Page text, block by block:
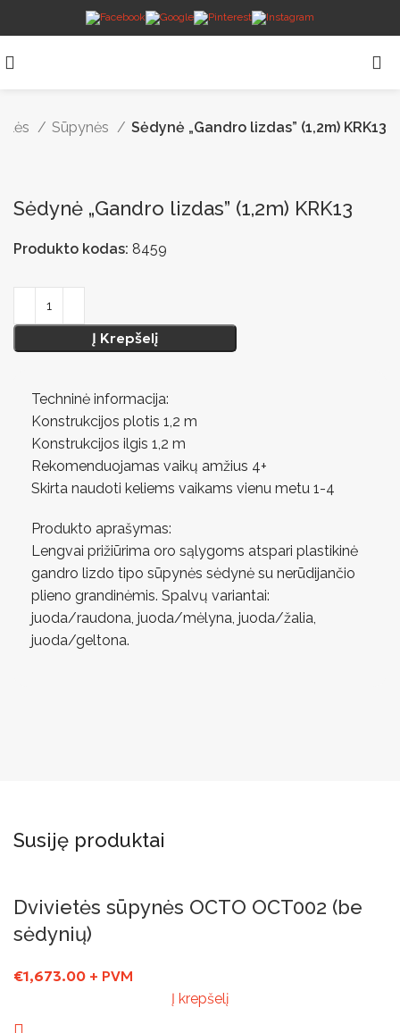
Sūpynės Sėdynė „Gandro lizdas” (1,2m) KRK13
Sėdynė „Gandro lizdas” (1,2m) KRK13
Produkto kodas: 8459
Į Krepšelį
Techninė informacija:
Konstrukcijos plotis 1,2 m
Konstrukcijos ilgis 1,2 m
Rekomenduojamas vaikų amžius 4+
Skirta naudoti keliems vaikams vienu metu 1-4
Produkto aprašymas:
Lengvai prižiūrima oro sąlygoms atspari plastikinė
gandro lizdo tipo sūpynės sėdynė su nerūdijančio
plieno grandinėmis. Spalvų variantai:
juoda/raudona, juoda/mėlyna, juoda/žalia,
juoda/geltona.
Susiję produktai
Dvivietės sūpynės OCTO OCT002 (be
sėdynių)
€1,673.00 + PVM
Į krepšelį